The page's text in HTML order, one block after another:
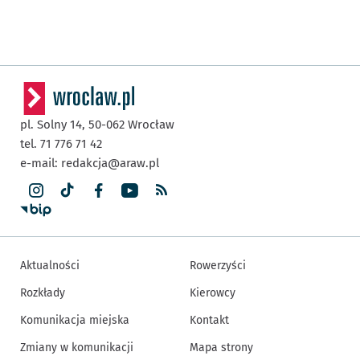
pl. Solny 14, 50-062 Wrocław
tel. 71 776 71 42
e-mail: redakcja@araw.pl
Aktualności
Rozkłady
Komunikacja miejska
Zmiany w komunikacji
Rowerzyści
Kierowcy
Kontakt
Mapa strony